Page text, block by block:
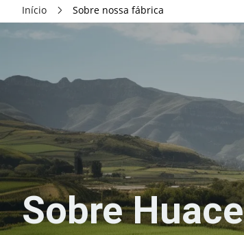
Início Sobre nossa fábrica
Sobre Huace